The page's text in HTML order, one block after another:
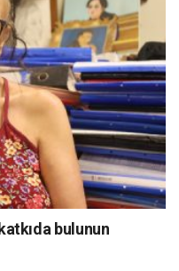
bulunun